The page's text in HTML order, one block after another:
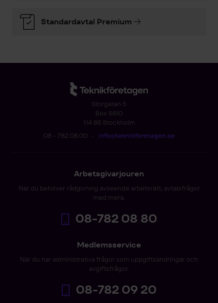
Standardavtal Premium
Storgatan 5
Box 5510
114 85 Stockholm
08 - 782 08 00 • info@teknikforetagen.se
Arbetsgivarjouren
När du behöver rådgivning avseende arbetsrätt, avtalsfrågor
med mera.
08-782 08 80
Medlemsservice
När du har administrativa frågor som uppgiftsändringar och
avgiftsfrågor.
08-782 09 20